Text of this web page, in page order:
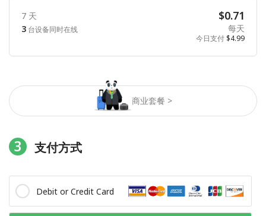
商业套餐 >
7 天
3 台设备同时在线
$0.71
每天
今日支付 $4.99
3 支付方式
Debit or Credit Card